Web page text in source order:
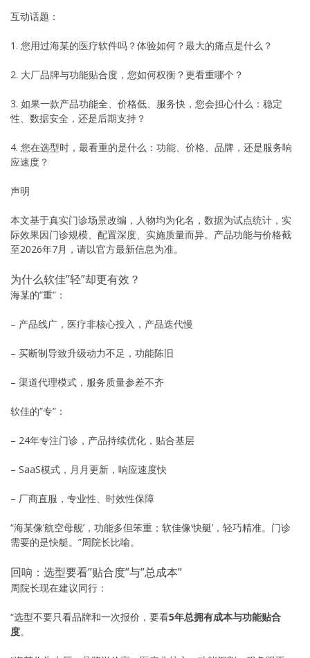
互动话题：
1. 您用过海某的医疗软件吗？体验如何？最大的痛点是什么？
2. 大厂品牌与功能贴合度，您如何权衡？更看重哪个？
3. 如果一款产品功能全、价格低、服务快，您会担心什么：稳定
性、数据安全，还是后期支持？
4. 您在选型时，最看重的是什么：功能、价格、品牌，还是服务响
应速度？
声明
本文基于真实门诊场景改编，人物均为化名，数据为试点统计，实
际效果因门诊规模、配置深度、实施质量而异。产品功能与价格截
至2026年7月，请以官方最新信息为准。
为什么软佳”轻”却更有效？
海某的”重”：
– 产品线广，医疗非核心投入，产品迭代慢
– 买断制导致升级动力不足，功能陈旧
– 渠道代理模式，服务质量参差不齐
软佳的”专”：
– 24年专注门诊，产品持续优化，贴合基层
– SaaS模式，月月更新，响应速度快
– 厂商直服，专业性、时效性保障
“海某像’航空母舰’，功能多但笨重；软佳像’快艇’，轻巧精准。门诊
需要的是快艇。”周院长比喻。
回响：选型要看”贴合度”与”总成本”
周院长现在建议同行：
“选型不要只看品牌和一次报价，要看5年总拥有成本与功能贴合
度。